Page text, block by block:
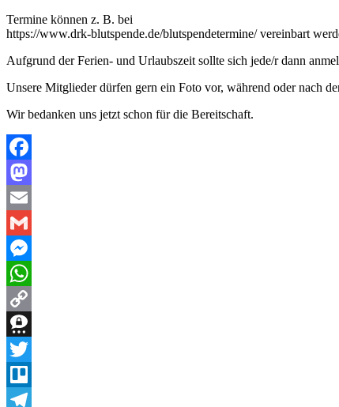
Termine können z. B. bei
https://www.drk-blutspende.de/blutspendetermine/ vereinbart
Aufgrund der Ferien- und Urlaubszeit sollte sich jede/r dann
Unsere Mitglieder dürfen gern ein Foto vor, während oder nach
Wir bedanken uns jetzt schon für die Bereitschaft.
Facebook
Mastodon
Email
Gmail
Messenger
WhatsApp
Copy
Link
Threema
Twitter
Trello